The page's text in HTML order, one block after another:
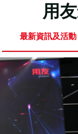
用
最新資訊及活動